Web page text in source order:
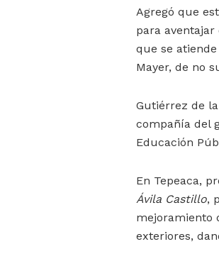
Agregó que
para
que se
Mayer, de no
Gutiérrez de
compañía del
Educación
En Tepeaca,
Ávila Castillo,
mejoramiento
exteriores,